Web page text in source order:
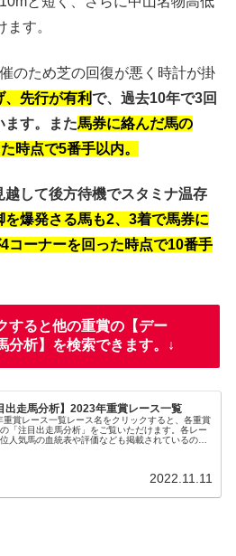
す。
のため芝の回復が悪く時計が掛
先行が有利で、過去10年で3回
ます。また馬券に絡んだ馬の
時点で5番手以内。
して後方待機でスタミナ温存
爆発さる馬も2、3着で馬券に
コーナーを回った時点で10番手
すると他の重賞の【デー
分析】を検索できます。↓
出走馬分析】2023年重賞レース一覧
重賞レース一覧レース名をクリックすると、各重賞
「注目出走馬分析」をご覧いただけます。各レー
人気馬の血統表や評価なども掲載されているの
2022.11.11